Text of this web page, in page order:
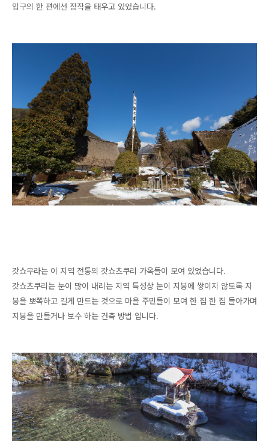
입구의 한 편에선 장작을 태우고 있었습니다.
갓쇼무라는 이 지역 전통의 갓쇼츠쿠리 가옥들이 모여 있었습니다.
갓쇼츠쿠리는 눈이 많이 내리는 지역 특성상 눈이 지붕에 쌓이지 않도록 지
붕을 뽀쪽하고 길게 만드는 것으로 마을 주민들이 모여 한 집 한 집 돌아가며
지붕을 만들거나 보수 하는 건축 방법 입니다.